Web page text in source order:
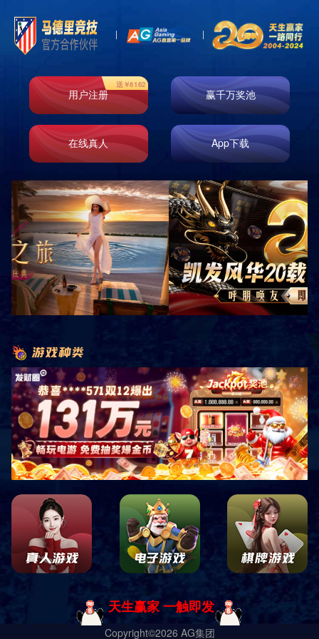
客户案例
您当前的位置:首页>客户案例>成功案例
服务热线
400-618-5620
售后热线
联系我们
地址：山东省德州市宁津县宏图路与香江大道交叉口
东100米路南
电话：18553494288 马总